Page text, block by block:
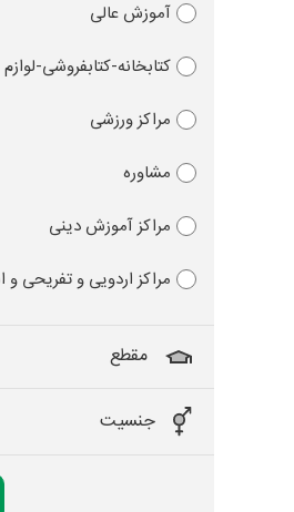
آموزش عالی
کتابخانه-کتابفروشی-لوازم
مراکز ورزشی
مشاوره
مراکز آموزش دینی
مراکز اردویی و تفریحی و
مقطع
جنسیت